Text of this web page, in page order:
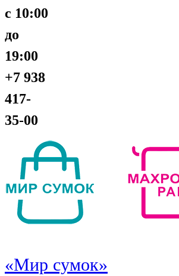
с 10:00
до
19:00
+7 938
417-
35-00
«Мир сумок»